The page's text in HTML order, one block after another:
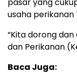
pasar yang
usaha perikanan
“Kita dorong
dan Perikanan
Baca Juga: